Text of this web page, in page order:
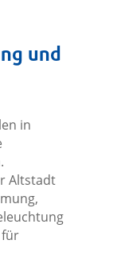
und
in
Altstadt